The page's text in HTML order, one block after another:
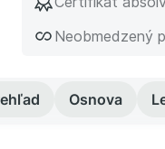
Neobmedzený
Osnova